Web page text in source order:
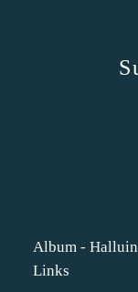
Album - Halluin
Links